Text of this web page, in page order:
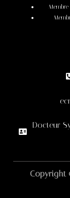
Docteur
Copyright